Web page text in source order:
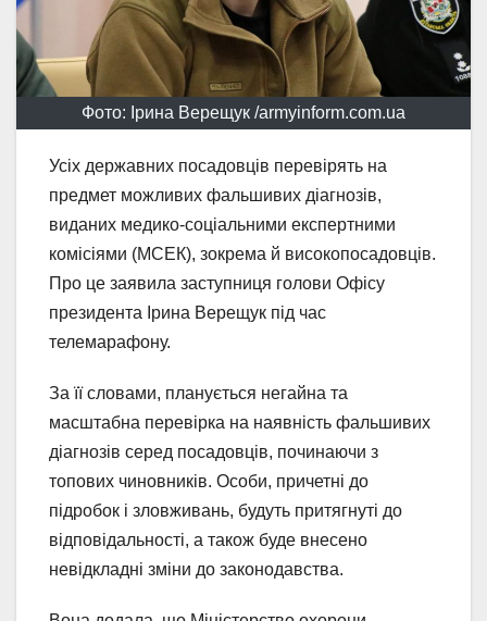
Фото: Ірина Верещук /armyinform.com.ua
Усіх державних посадовців перевірять на
предмет можливих фальшивих діагнозів,
виданих медико-соціальними експертними
комісіями (МСЕК), зокрема й високопосадовців.
Про це заявила заступниця голови Офісу
президента Ірина Верещук під час
телемарафону.
За її словами, планується негайна та
масштабна перевірка на наявність фальшивих
діагнозів серед посадовців, починаючи з
топових чиновників. Особи, причетні до
підробок і зловживань, будуть притягнуті до
відповідальності, а також буде внесено
невідкладні зміни до законодавства.